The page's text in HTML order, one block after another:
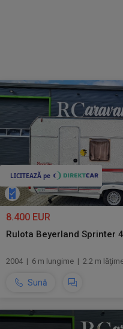
8.400 EUR
Rulota Beyerland Sprinter
2004 | 6 m lungime | 2.2 m
Sună